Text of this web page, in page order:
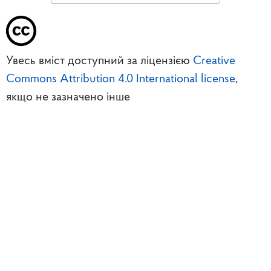
Увесь вміст доступний за ліцензією Creative
Commons Attribution 4.0 International license,
якщо не зазначено інше